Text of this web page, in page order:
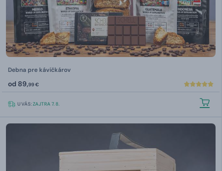
Debna pre kávičkárov
od 89,99 €
U VÁS:ZAJTRA 7. 8.